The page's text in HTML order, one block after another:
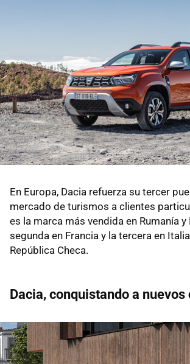
En Europa, Dacia refuerza su tercer
mercado de turismos a clientes
es la marca más vendida en Rumanía y
segunda en Francia y la tercera en
República Checa.
Dacia, conquistando a